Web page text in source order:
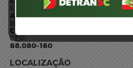
Endereço:
Av. Almirante Tamandaré - 480
Bairro:
Coqueiros, Florianópolis SC
CEP:
88.080-160
LOCALIZAÇÃO